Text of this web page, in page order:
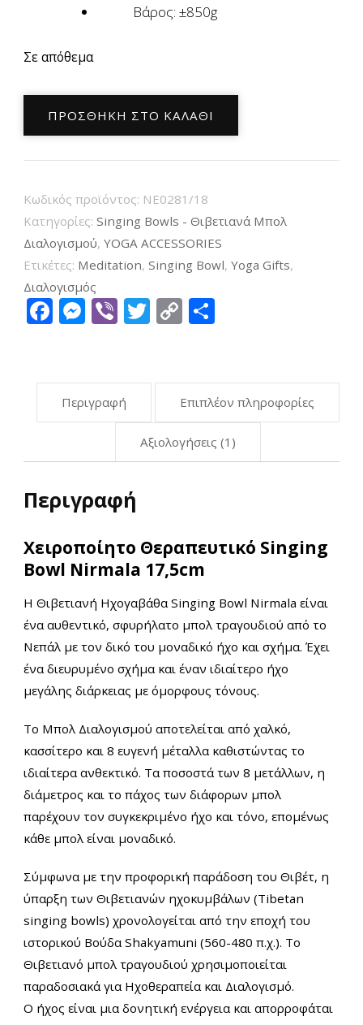
Βάρος: ±850g
Σε απόθεμα
Χειροποίητο
Θεραπευτικό
Nirmala
Nepal
Singing
Bowl
17,5cm
ποσότητα
ΠΡΟΣΘΉΚΗ ΣΤΟ ΚΑΛΆΘΙ
Κωδικός προϊόντος: NE0281/18
Κατηγορίες: Singing Bowls - Θιβετιανά Μπολ
Διαλογισμού, YOGA ACCESSORIES
Ετικέτες: Meditation, Singing Bowl, Yoga Gifts,
Διαλογισμός
Facebook
Messenger
ViberTwitter
Copy
Περιγραφή Επιπλέον πληροφορίες
Αξιολογήσεις (1)
Περιγραφή
Χειροποίητο Θεραπευτικό Singing
Bowl Nirmala 17,5cm
Η Θιβετιανή Ηχογαβάθα Singing Bowl Nirmala είναι
ένα αυθεντικό, σφυρήλατο μπολ τραγουδιού από το
Νεπάλ με τον δικό του μοναδικό ήχο και σχήμα. Έχει
ένα διευρυμένο σχήμα και έναν ιδιαίτερο ήχο
μεγάλης διάρκειας με όμορφους τόνους.
Το Μπολ Διαλογισμού αποτελείται από χαλκό,
κασσίτερο και 8 ευγενή μέταλλα καθιστώντας το
ιδιαίτερα ανθεκτικό. Τα ποσοστά των 8 μετάλλων, η
διάμετρος και το πάχος των διάφορων μπολ
παρέχουν τον συγκεκριμένο ήχο και τόνο, επομένως
κάθε μπολ είναι μοναδικό.
Σύμφωνα με την προφορική παράδοση του Θιβέτ, η
ύπαρξη των Θιβετιανών ηχοκυμβάλων (Tibetan
singing bowls) χρονολογείται από την εποχή του
ιστορικού Βούδα Shakyamuni (560-480 π.χ.). Το
Θιβετιανό μπολ τραγουδιού χρησιμοποιείται
παραδοσιακά για Ηχοθεραπεία και Διαλογισμό.
Ο ήχος είναι μια δονητική ενέργεια και απορροφάται